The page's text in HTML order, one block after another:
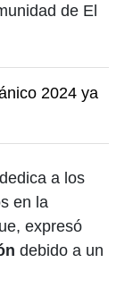
de El
2024 ya
a los
en la
expresó
debido a un